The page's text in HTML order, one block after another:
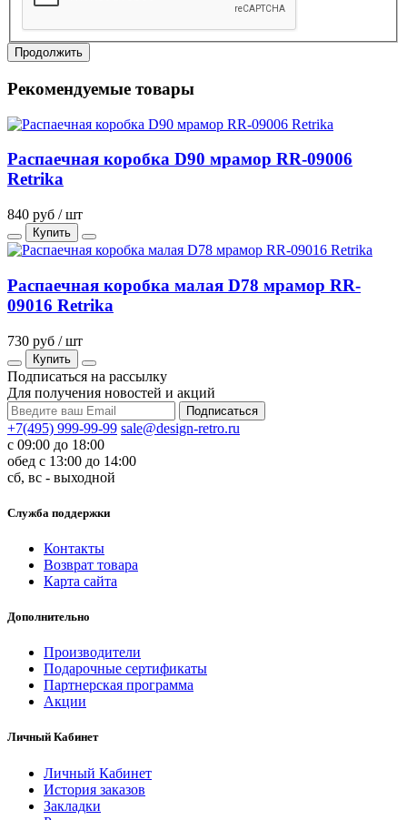
Продолжить
Рекомендуемые товары
Распаечная коробка D90 мрамор RR-09006
Retrika
840 руб / шт
Купить
Распаечная коробка малая D78 мрамор RR-
09016 Retrika
730 руб / шт
Купить
Подписаться на рассылку
Для получения новостей и акций
+7(495) 999-99-99 sale@design-retro.ru
с 09:00 до 18:00
обед с 13:00 до 14:00
сб, вс - выходной
Служба поддержки
Контакты
Возврат товара
Карта сайта
Дополнительно
Производители
Подарочные сертификаты
Партнерская программа
Акции
Личный Кабинет
Личный Кабинет
История заказов
Закладки